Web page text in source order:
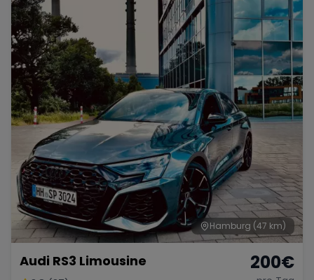
Hamburg (47 km)
Audi RS3 Limousine 200€